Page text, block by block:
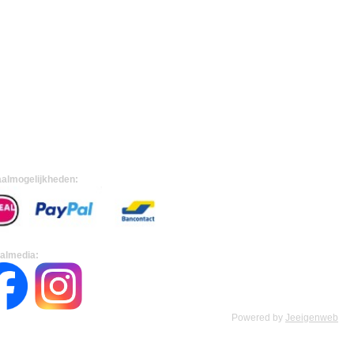
Powered by Jeeigenweb